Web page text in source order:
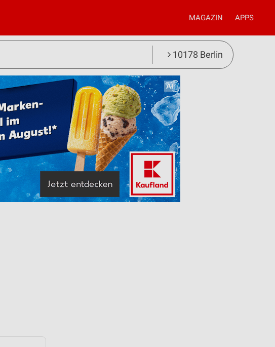
MAGAZIN APPS
10178 Berlin